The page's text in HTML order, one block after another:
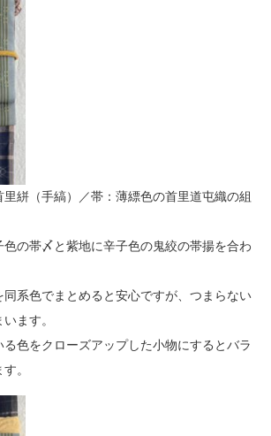
絣（手縞）／帯：薄縹色の首里道屯織の組
の帯〆と紫地に辛子色の鬼絞の帯揚を合わ
系色でまとめると安心ですが、つまらない
ます。
色をクローズアップした小物にするとバラ
。